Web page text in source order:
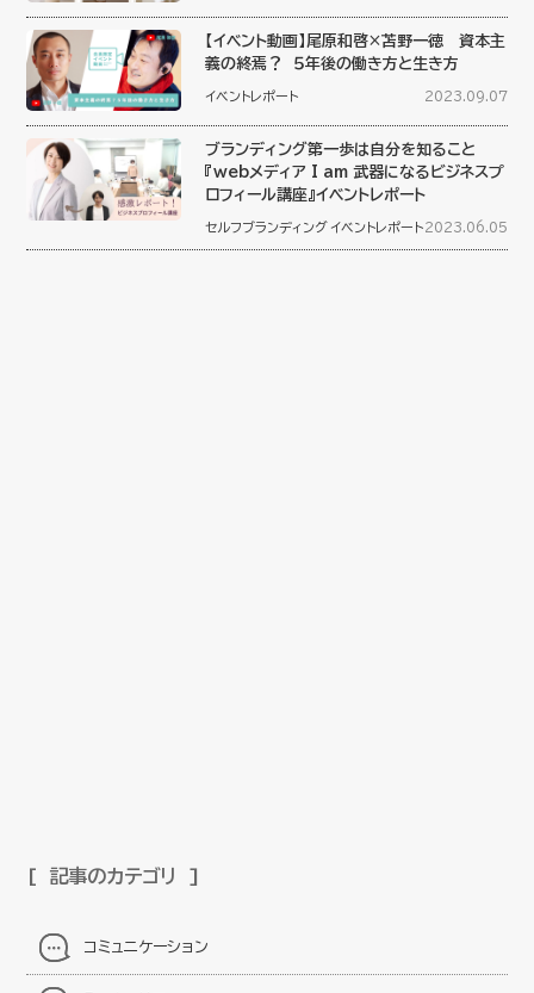
【イベント動画】尾原和啓×苫野一徳 資本主
義の終焉？ ５年後の働き方と生き方
イベントレポート 2023.09.07
ブランディング第一歩は自分を知ること
『webメディア I am 武器になるビジネスプ
ロフィール講座』イベントレポート
セルフブランディング イベントレポート 2023.06.05
記事のカテゴリ
コミュニケーション